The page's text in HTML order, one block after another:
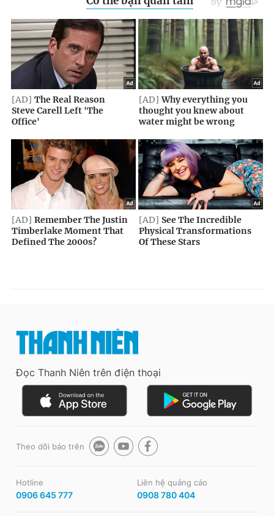
Đọc Thanh Niên trên điện thoại
Theo dõi báo trên
Hotline
0906 645 777
Liên hệ quảng cáo
0908 780 404